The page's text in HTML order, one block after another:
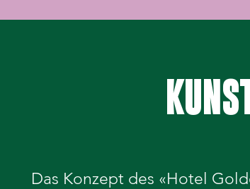
Das Konzept des «Hotel